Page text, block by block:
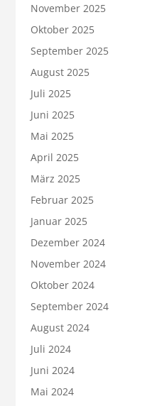
November 2025
Oktober 2025
September 2025
August 2025
Juli 2025
Juni 2025
Mai 2025
April 2025
März 2025
Februar 2025
Januar 2025
Dezember 2024
November 2024
Oktober 2024
September 2024
August 2024
Juli 2024
Juni 2024
Mai 2024